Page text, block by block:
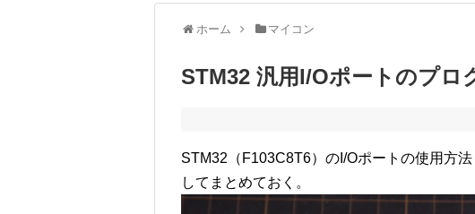
ホーム マイコン
STM32 汎用I/Oポートのプロ
STM32（F103C8T6）のI/Oポートの使用方
してまとめておく。